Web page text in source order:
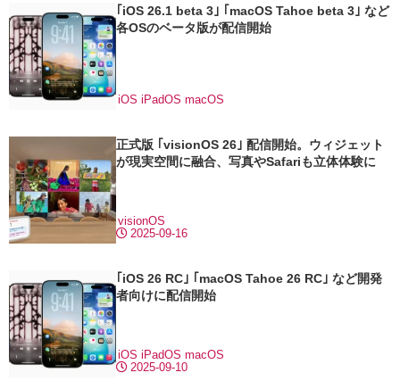
｢iOS 26.1 beta 3｣ ｢macOS Tahoe beta 3｣ など
各OSのベータ版が配信開始
iOS iPadOS macOS
正式版 ｢visionOS 26｣ 配信開始。ウィジェット
が現実空間に融合、写真やSafariも立体体験に
2025-09-16
visionOS
｢iOS 26 RC｣ ｢macOS Tahoe 26 RC｣ など開発
者向けに配信開始
2025-09-10
iOS iPadOS macOS